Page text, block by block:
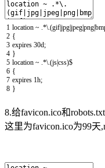
1
2
3
4
5
6
7
8
location ~ .*\.(gifjpgjpegpng
{
expires 30d;
}
location ~ .*\.(jscss)$
{
expires 1h;
}
8.给favicon.ico和
这里为favicon.ico为99天